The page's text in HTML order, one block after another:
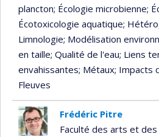
plancton; Écologie microbienne;
Écotoxicologie aquatique;
Limnologie; Modélisation
en taille; Qualité de l'eau; Liens
envahissantes; Métaux; Impacts
Fleuves
Frédéric Pitre
Faculté des arts et des